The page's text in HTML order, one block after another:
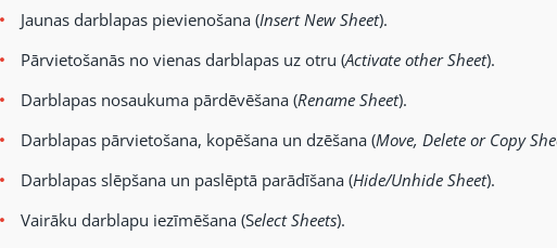
Jaunas darblapas pievienošana (Insert New Sheet).
Pārvietošanās no vienas darblapas uz otru (Activate other Sheet).
Darblapas nosaukuma pārdēvēšana (Rename Sheet).
Darblapas pārvietošana, kopēšana un dzēšana (Move, Delete or Copy
Darblapas slēpšana un paslēptā parādīšana (Hide/Unhide Sheet).
Vairāku darblapu iezīmēšana (Select Sheets).